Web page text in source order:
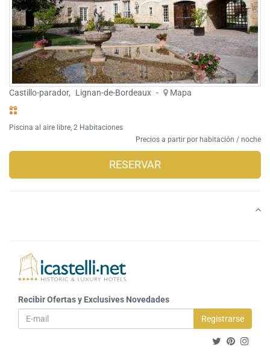
Castillo-parador, Lignan-de-Bordeaux - Mapa
Piscina al aire libre , 2 Habitaciones
Precios a partir por habitación / noche
RESERVAR
Recibir Ofertas y Exclusives Novedades
Registrarse